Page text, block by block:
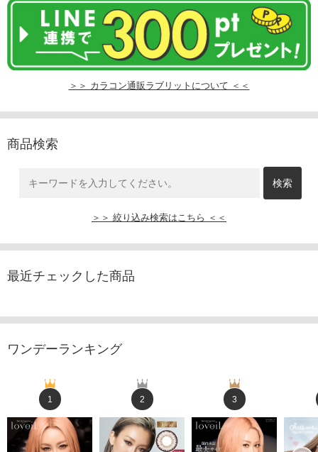
＞＞ カラコン通販ラブリットについて ＜＜
商品検索
＞＞ 絞り込み検索はこちら ＜＜
最近チェックした商品
ワンデーランキング
1 2 3